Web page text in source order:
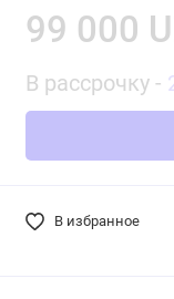
99 000
В рассрочку -
В избранное